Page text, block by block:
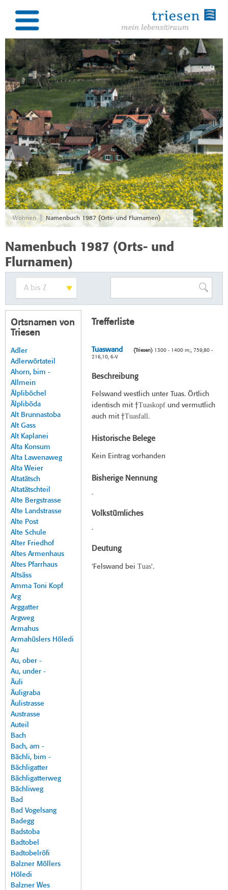
Wohnen Namenbuch 1987 (Orts- und Flurnamen)
Namenbuch 1987 (Orts- und
Flurnamen)
Ortsnamen von
Triesen
Adler
Adlerwörtateil
Ahorn, bim -
Allmein
Älpliböchel
Älpliböda
Alt Brunnastoba
Alt Gass
Alt Kaplanei
Alta Konsum
Alta Lawenaweg
Alta Weier
Altatätsch
Altatätschteil
Alte Bergstrasse
Alte Landstrasse
Alte Post
Alte Schule
Alter Friedhof
Altes Armenhaus
Altes Pfarrhaus
Altsäss
Amma Toni Kopf
Arg
Arggatter
Argweg
Armahus
Armahüslers Höledi
Au
Au, ober -
Au, under -
Äuli
Äuligraba
Äulistrasse
Austrasse
Auteil
Bach
Bach, am -
Bächli, bim -
Bächligatter
Bächligatterweg
Bächliweg
Bad
Bad Vogelsang
Badegg
Badstoba
Badtobel
Badtobelröfi
Balzner Möllers
Höledi
Balzner Wes
Trefferliste
Tuaswand (Triesen)1300 - 1400 m;, 759,80 -
216,10, 6-V
Beschreibung
Felswand westlich unter Tuas. Örtlich
identisch mit †Tuaskopfund vermutlich
auch mit †Tuasfall.
Historische Belege
Kein Eintrag vorhanden
Bisherige Nennung
-
Volkstümliches
-
Deutung
'Felswand bei Tuas'.